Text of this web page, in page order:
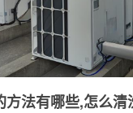
方法有哪些,怎么清